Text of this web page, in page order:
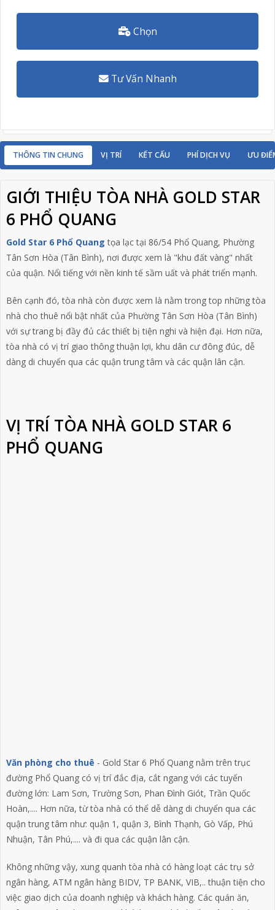
Chọn
Tư Vấn Nhanh
THÔNG TIN CHUNG VỊ TRÍ KẾT CẤU PHÍ DỊCH VỤ ƯU
GIỚI THIỆU TÒA NHÀ GOLD STAR
6 PHỔ QUANG
Gold Star 6 Phổ Quang tọa lạc tại 86/54 Phổ Quang, Phường
Tân Sơn Hòa (Tân Bình), nơi được xem là "khu đất vàng" nhất
của quận. Nổi tiếng với nền kinh tế sầm uất và phát triển mạnh.
Bên cạnh đó, tòa nhà còn được xem là nằm trong top những tòa
nhà cho thuê nổi bật nhất của Phường Tân Sơn Hòa (Tân Bình)
với sự trang bị đầy đủ các thiết bị tiện nghi và hiện đại. Hơn nữa,
tòa nhà có vị trí giao thông thuận lợi, khu dân cư đông đúc, dễ
dàng di chuyển qua các quận trung tâm và các quận lân cận.
VỊ TRÍ TÒA NHÀ GOLD STAR 6
PHỔ QUANG
Văn phòng cho thuê - Gold Star 6 Phổ Quang nằm trên trục
đường Phổ Quang có vị trí đắc địa, cắt ngang với các tuyến
đường lớn: Lam Sơn, Trường Sơn, Phan Đình Giót, Trần Quốc
Hoàn,.... Hơn nữa, từ tòa nhà có thể dễ dàng di chuyển qua các
quận trung tâm như: quận 1, quận 3, Bình Thạnh, Gò Vấp, Phú
Nhuận, Tân Phú,.... và đi qua các quận lân cận.
Không những vậy, xung quanh tòa nhà có hàng loạt các trụ sở
ngân hàng, ATM ngân hàng BIDV, TP BANK, VIB,.. thuận tiện cho
việc giao dịch của doanh nghiệp và khách hàng. Các quán ăn,